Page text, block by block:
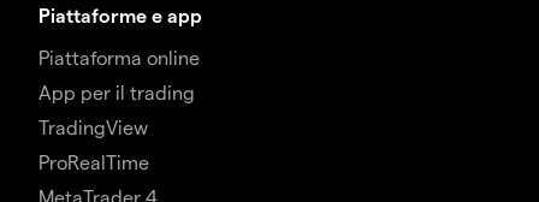
Piattaforme e app
Piattaforma online
App per il trading
TradingView
ProRealTime
MetaTrader 4